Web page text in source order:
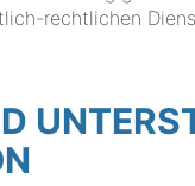
rechtlichen